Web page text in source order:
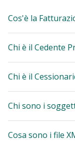
Cos'è la
Chi è il Cedente
Chi è il
Chi sono i
Cosa sono i file